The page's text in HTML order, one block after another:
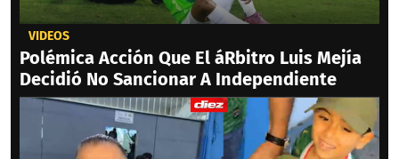
VIDEOS
Polémica Acción Que El áRbitro Luis Mejía
Decidió No Sancionar A Independiente